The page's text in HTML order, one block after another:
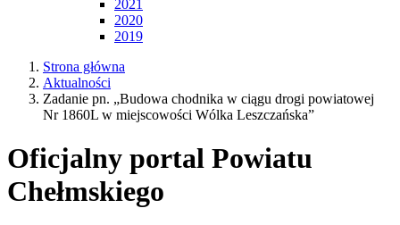
2021
2020
2019
Strona główna
Aktualności
Zadanie pn. „Budowa chodnika w ciągu drogi powiatowej
Nr 1860L w miejscowości Wólka Leszczańska”
Oficjalny portal Powiatu
Chełmskiego